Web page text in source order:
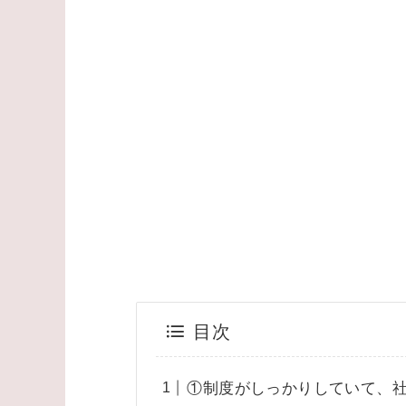
目次
①制度がしっかりしていて、